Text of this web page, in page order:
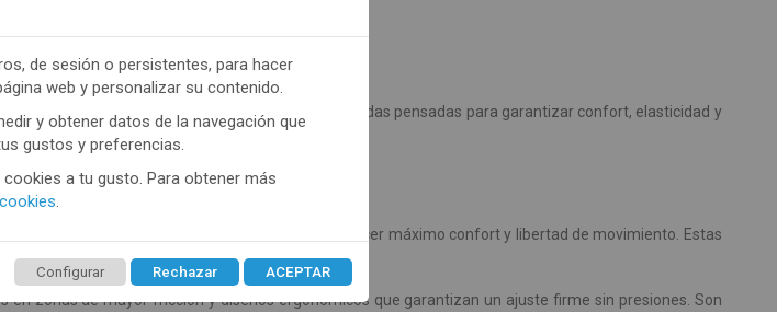
diseños divertidos con colores y dibujos. Son prendas pensadas para garantizar confort, elasticidad y
, diseñados para ofrecer máximo confort y libertad de movimiento. Estas
al pie descalzo.
zonas de mayor fricción y diseños ergonómicos que garantizan un ajuste firme sin presiones. Son
de sesión o persistentes, para hacer
web y personalizar su contenido.
y obtener datos de la navegación que
gustos y preferencias.
a tu gusto. Para obtener más
.
Configurar Rechazar ACEPTAR